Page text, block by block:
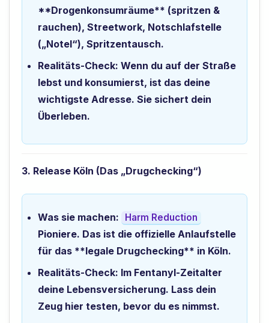
**Drogenkonsumräume** (spritzen &
rauchen), Streetwork, Notschlafstelle
(„Notel“), Spritzentausch.
Realitäts-Check: Wenn du auf der Straße
lebst und konsumierst, ist das deine
wichtigste Adresse. Sie sichert dein
Überleben.
3. Release Köln (Das „Drugchecking“)
Was sie machen: Harm Reduction
Pioniere. Das ist die offizielle Anlaufstelle
für das **legale Drugchecking** in Köln.
Realitäts-Check: Im Fentanyl-Zeitalter
deine Lebensversicherung. Lass dein
Zeug hier testen, bevor du es nimmst.